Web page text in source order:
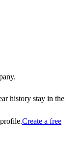
history stay in the
Create a free